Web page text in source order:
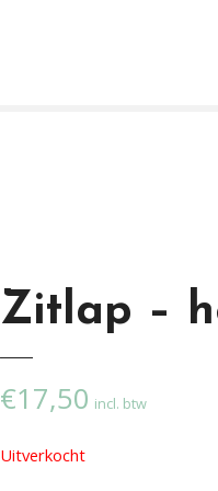
Zitlap –
€17,50 incl. btw
Uitverkocht